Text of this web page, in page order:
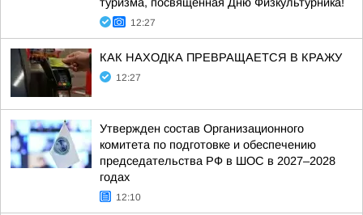
12:27
КАК НАХОДКА ПРЕВРАЩАЕТСЯ В КРАЖУ
12:27
Утвержден состав Организационного
комитета по подготовке и обеспечению
председательства РФ в ШОС в 2027–2028
годах
12:10